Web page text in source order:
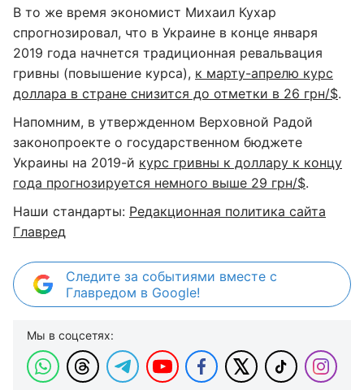
В то же время экономист Михаил Кухар
спрогнозировал, что в Украине в конце января
2019 года начнется традиционная ревальвация
гривны (повышение курса), к марту-апрелю курс
доллара в стране снизится до отметки в 26 грн/$.
Напомним, в утвержденном Верховной Радой
законопроекте о государственном бюджете
Украины на 2019-й курс гривны к доллару к концу
года прогнозируется немного выше 29 грн/$.
Наши стандарты: Редакционная политика сайта
Главред
Следите за событиями вместе с
Главредом в Google!
Мы в соцсетях: